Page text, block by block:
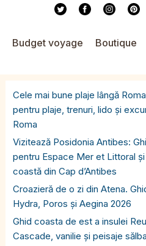
Budget voyage Boutique
Cele mai bune plaje lângă
pentru plaje, trenuri, lido și
Roma
Vizitează Posidonia Antibes:
pentru Espace Mer et Littoral
coastă din Cap d’Antibes
Croazieră de o zi din Atena.
Hydra, Poros și Aegina 2026
Ghid coasta de est a insulei
Cascade, vanilie și peisaje